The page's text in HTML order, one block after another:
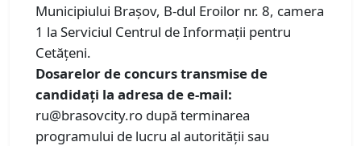
Municipiului Brașov, B-dul Eroilor nr. 8, camera
1 la Serviciul Centrul de Informaţii pentru
Cetăţeni.
Dosarelor de concurs transmise de
candidați la adresa de e-mail:
ru@brasovcity.ro după terminarea
programului de lucru al autorității sau